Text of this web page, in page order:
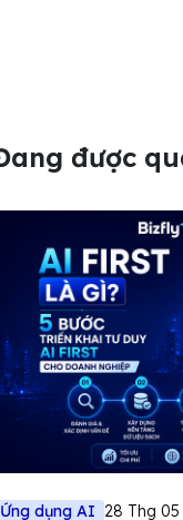
được
Ứng dụng AI 28 Thg